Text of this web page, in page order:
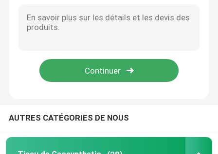
Produits
vidéos
AUTRES CATÉGORIES DE NOUS